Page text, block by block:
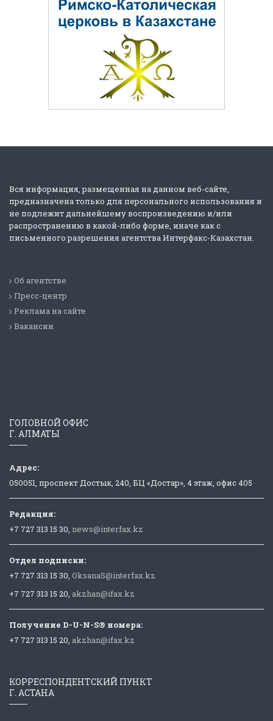
Вся информация, размещенная на данном веб-сайте,
предназначена только для персонального использования и
не подлежит дальнейшему воспроизведению и/или
распространению в какой-либо форме, иначе как с
письменного разрешения агентства Интерфакс-Казахстан.
Об агентстве
Пресс-центр
Реклама на сайте
Вакансии
ГОЛОВНОЙ ОФИС
Г. АЛМАТЫ
Адрес:
050051, проспект Достык, 240, БЦ «Достар», 4 этаж, офис 405
Редакция:
+7 727 313 15 30, news@interfax.kz
Отдел подписки:
+7 727 313 15 30, OksanaS@interfax.kz
+7 727 313 15 20, akzhan@ifax.kz
Получение D-U-N-S® номера:
+7 727 313 15 20, akzhan@ifax.kz
КОРРЕСПОНДЕНТСКИЙ ПУНКТ
Г. АСТАНА